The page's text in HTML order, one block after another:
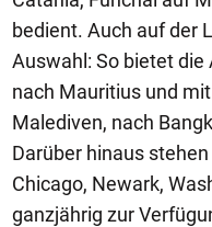
bedient. Auch auf der
Auswahl: So bietet
nach Mauritius und
Malediven, nach
Darüber hinaus
Chicago, Newark,
ganzjährig zur